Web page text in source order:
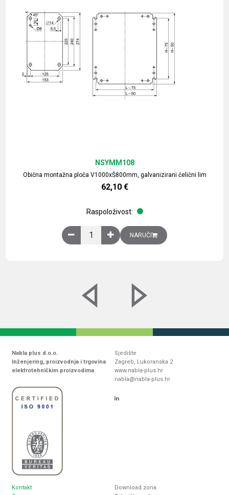
Obična montažna ploča V1000xŠ800mm, galvanizirani čelični lim
NSYMM108
62,10 €
Raspoloživost:
Obična montažna ploča V1000xŠ800mm,
NARUČI
Nabla plus d.o.o.
Inženjering, proizvodnja i trgovina
elektrotehničkim proizvodima
Sjedište
Zagreb, Lukoranska 2
www.nabla-plus.hr
nabla@nabla-plus.hr
Kontakt
Download zona